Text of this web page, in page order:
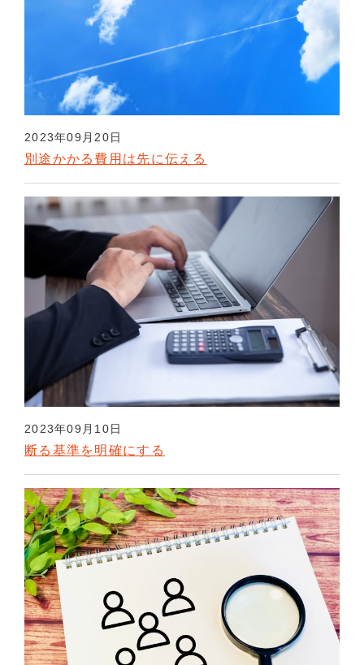
2023年09月20日
別途かかる費用は先に伝える
2023年09月10日
断る基準を明確にする